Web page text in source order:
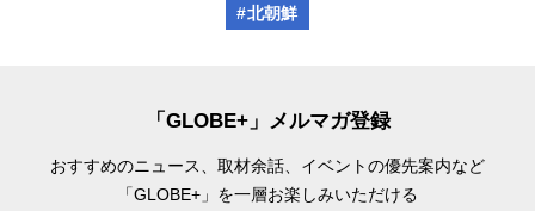
#北朝鮮
「GLOBE+」メルマガ登録
おすすめのニュース、取材余話、 イベントの優先案内など
「GLOBE+」を一層お楽しみいただける